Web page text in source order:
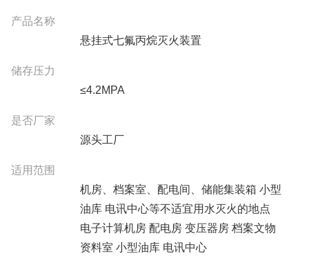
产品名称
悬挂式七氟丙烷灭火装置
储存压力
≤4.2MPA
是否厂家
源头工厂
适用范围
机房、档案室、配电间、储能集装箱 小型
油库 电讯中心等不适宜用水灭火的地点
电子计算机房 配电房 变压器房 档案文物
资料室 小型油库 电讯中心